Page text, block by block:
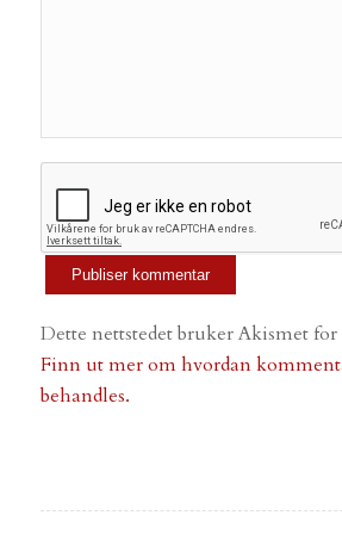
Dette nettstedet bruker Akismet for
Finn ut mer om hvordan
behandles.